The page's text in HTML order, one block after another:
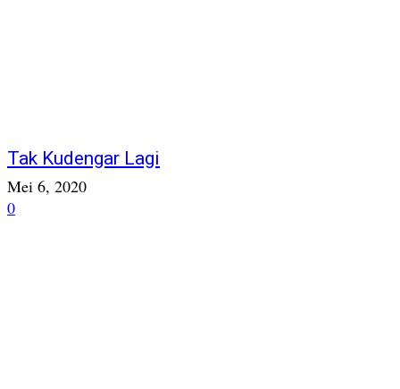
Tak Kudengar Lagi
Mei 6, 2020
0